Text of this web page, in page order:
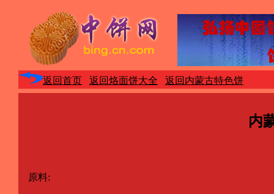
返回首页 返回烙面饼大全 返回内蒙古特色饼
内
原料: